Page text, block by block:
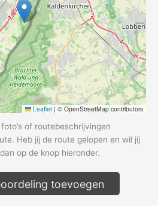
Leaflet | © OpenStreetMap contributors
of routebeschrijvingen
Heb jij de route gelopen en wil jij
op de knop hieronder.
toevoegen